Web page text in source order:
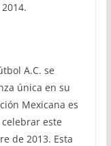
A.C. se
única en su
Mexicana es
este
de 2013. Esta